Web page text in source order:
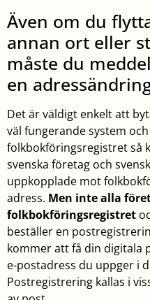
Även om du
annan ort eller
måste du
en
Det är väldigt enkelt att
väl fungerande system
folkbokföringsregistret så
svenska företag och
uppkopplade mot
adress. Men inte alla
folkbokföringsregistret
beställer en
kommer att få din digitala
e-postadress du uppger i
Postregistrering kallas i